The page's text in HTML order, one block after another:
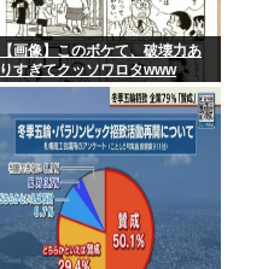
【画像】このボケて、破壊力あ
りすぎてクッソワロタwww